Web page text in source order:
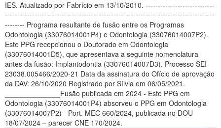
Gabinete de Segurança Institucional
Advocacia-Geral da União
Planalto
IES. Atualizado por Fabrício em 13/10/2010. ----------------------------
-------------------------------------------------------------------------------------
-------- Programa resultante de fusão entre os Programas
Odontologia (33076014001P4) e Odontologia (33076014007P2).
Este PPG recepcionou o Doutorado em Odontologia
(33076014001D5), que apresentava a seguinte nomenclatura
antes da fusão: Implantodontia (33076014007D3). Processo SEI
23038.005466/2020-21 Data da assinatura do Ofício de aprovação
da DAV: 26/10/2020 Registrado por Sílvia em 06/05/2021.
______________Fusão publicada em 2024 - Este PPG em
Odontologia (33076014001P4) absorveu o PPG em Odontologia
(33076014007P2) - Port. MEC 660/2024, publicada no DOU
18/07/2024 – parecer CNE 170/2024.